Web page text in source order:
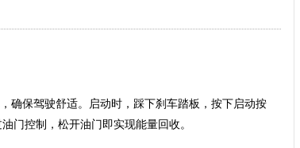
确保驾驶舒适。启动时，踩下刹车踏板，按下启动按
门控制，松开油门即实现能量回收。